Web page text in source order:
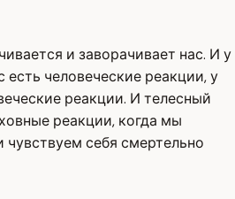
и заворачивает нас. И у
человеческие реакции, у
реакции. И телесный
реакции, когда мы
себя смертельно